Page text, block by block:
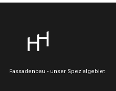
Fassadenbau - unser Spezialgebiet